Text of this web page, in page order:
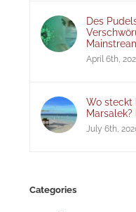
Des
April 6th,
Wo steckt
July 6th,
Categories